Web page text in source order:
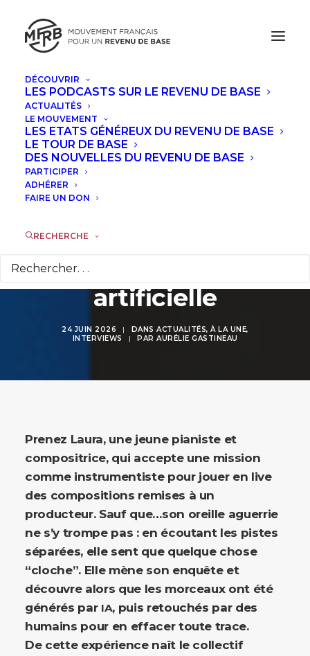
DÉCOUVRIR
LES PODCASTS SUR LE REVENU DE BASE
ACTUALITÉS
LE MOUVEMENT
LES ETATS GÉNÉREUX DU REVENU DE BASE
LE TOUR DE BASE
DES NOUVELLES DU REVENU DE BASE
PARTICIPER
ADHÉRER
FAIRE UN DON
RECHERCHE
Laura Operti et
Patrick Albert de
"Réveillons-nous" :
pour une convention
citoyenne sur
l'intelligence
artificielle
24 JUIN 2026 | DANSACTUALITÉS,À LA UNE,
INTERVIEWS
| PAR AURÉLIE GASTINEAU
Prenez Laura, une jeune pianiste et
compositrice, qui accepte une mission
comme instrumentiste pour jouer en live
des compositions remises à un
producteur. Sauf que…son oreille aguerrie
ne s’y trompe pas : en écoutant les pistes
séparées, elle sent que quelque chose
“cloche”. Elle mène son enquête et
découvre alors que les morceaux ont été
générés par IA, puis retouchés par des
humains pour en effacer toute trace.
De cette expérience naît le collectif